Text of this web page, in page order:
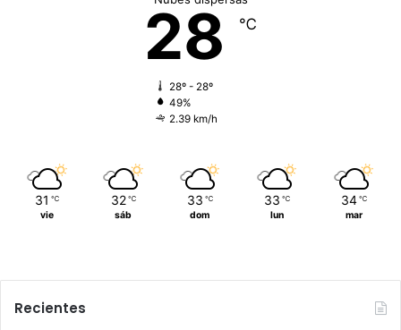
28 ℃
28º - 28º
49%
2.39 km/h
31 ℃
vie
32 ℃
sáb
33 ℃
dom
33 ℃
lun
34 ℃
mar
Recientes